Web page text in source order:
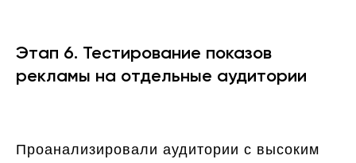
Этап 6. Тестирование показов
рекламы на отдельные аудитории
Проанализировали аудитории с высоким